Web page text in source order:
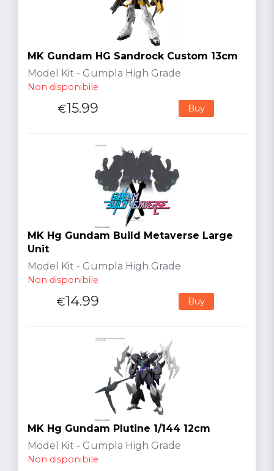
MK Gundam HG Sandrock Custom 13cm
Model Kit - Gumpla High Grade
Non disponibile
€15.99 Buy
MK Hg Gundam Build Metaverse Large
Unit
Model Kit - Gumpla High Grade
Non disponibile
€14.99 Buy
MK Hg Gundam Plutine 1/144 12cm
Model Kit - Gumpla High Grade
Non disponibile